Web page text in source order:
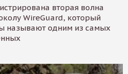
вторая волна
WireGuard, который
называют одним из самых